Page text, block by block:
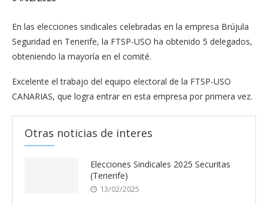
En las elecciones sindicales celebradas en la empresa Brújula
Seguridad en Tenerife, la FTSP-USO ha obtenido 5 delegados,
obteniendo la mayoría en el comité.
Excelente el trabajo del equipo electoral de la FTSP-USO
CANARIAS, que logra entrar en esta empresa por primera vez.
Otras noticias de interes
Elecciones Sindicales 2025 Securitas
(Tenerife)
13/02/2025